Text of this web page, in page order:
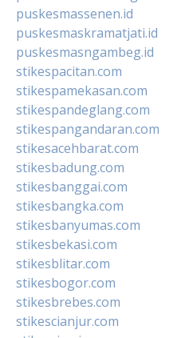
puskesmassenen.id
puskesmaskramatjati.id
puskesmasngambeg.id
stikespacitan.com
stikespamekasan.com
stikespandeglang.com
stikespangandaran.com
stikesacehbarat.com
stikesbadung.com
stikesbanggai.com
stikesbangka.com
stikesbanyumas.com
stikesbekasi.com
stikesblitar.com
stikesbogor.com
stikesbrebes.com
stikescianjur.com